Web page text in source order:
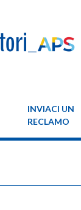
INVIACI UN
RECLAMO